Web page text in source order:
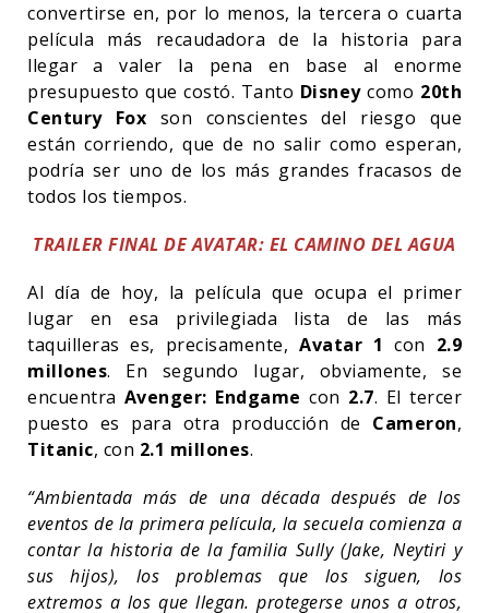
convertirse en, por lo menos, la tercera o cuarta
película más recaudadora de la historia para
llegar a valer la pena en base al enorme
presupuesto que costó. Tanto Disneycomo 20th
Century Fox son conscientes del riesgo que
están corriendo, que de no salir como esperan,
podría ser uno de los más grandes fracasos de
todos los tiempos.
TRAILER FINAL DE AVATAR: EL CAMINO DEL AGUA
Al día de hoy, la película que ocupa el primer
lugar en esa privilegiada lista de las más
taquilleras es, precisamente, Avatar 1 con 2.9
millones. En segundo lugar, obviamente, se
encuentra Avenger: Endgamecon 2.7. El tercer
puesto es para otra producción de Cameron,
Titanic, con 2.1 millones.
“Ambientada más de una década después de los
eventos de la primera película, la secuela comienza a
contar la historia de la familia Sully (Jake, Neytiri y
sus hijos), los problemas que los siguen, los
extremos a los que llegan. protegerse unos a otros,